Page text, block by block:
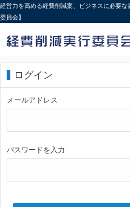
経営力を高める経費削減案、ビジネスに必要
委員会】
ログイン
メールアドレス
パスワードを入力